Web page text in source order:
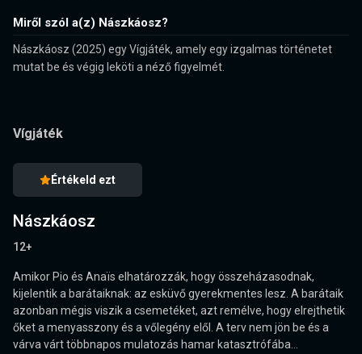
Miről szól a(z) Nászkáosz?
Nászkáosz (2025) egy Vígjáték, amely egy izgalmas történetet
mutat be és végig leköti a néző figyelmét.
Vígjáték
Értékeld ezt
Nászkáosz
12+
Amikor Pio és Anaïs elhatározzák, hogy összeházasodnak,
kijelentik a barátaiknak: az esküvő gyerekmentes lesz. A barátaik
azonban mégis viszik a csemetéket, azt remélve, hogy elrejthetik
őket a menyasszony és a vőlegény elől. A terv nem jön be és a
várva várt többnapos mulatozás hamar katasztrófába...